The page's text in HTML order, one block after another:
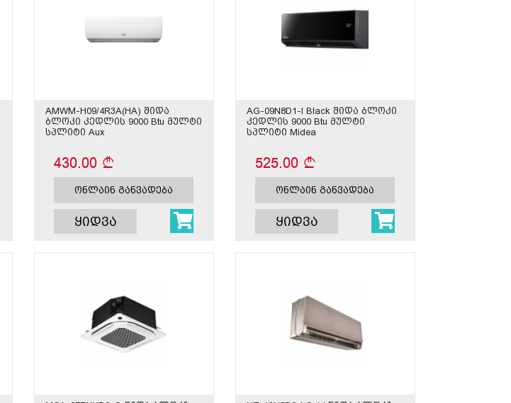
AMWM-H09/4R3A(HA) შიდა
ბლოკი კედლის 9000 Btu მულტი
სპლიტი Aux
430.00
ონლაინ განვადება
ყიდვა
AG-09N8D1-I Black შიდა ბლოკი
კედლის 9000 Btu მულტი
სპლიტი Midea
525.00
ონლაინ განვადება
ყიდვა